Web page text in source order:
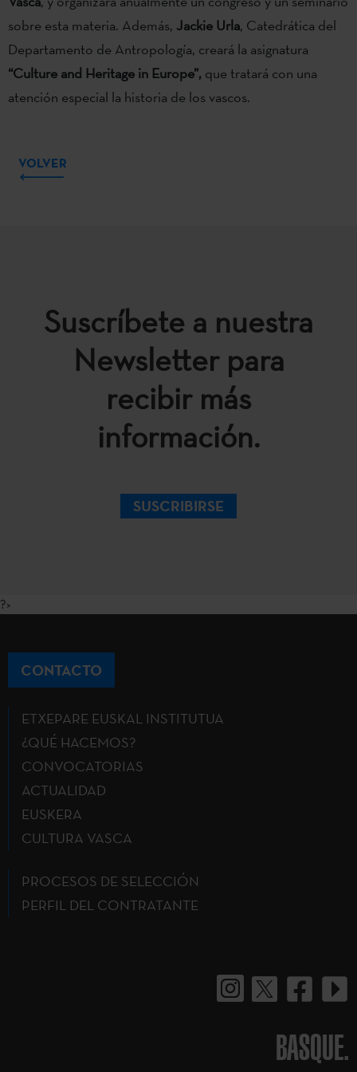
sobre esta materia. Además, Jackie Urla, Catedrática del
Departamento de Antropología, creará la asignatura
“Culture and Heritage in Europe”, que tratará con una
atención especial la historia de los vascos.
VOLVER
Suscríbete a nuestra
Newsletter para
recibir más
información.
SUSCRIBIRSE
?>
CONTACTO
ETXEPARE EUSKAL INSTITUTUA
¿QUÉ HACEMOS?
CONVOCATORIAS
ACTUALIDAD
EUSKERA
CULTURA VASCA
PROCESOS DE SELECCIÓN
PERFIL DEL CONTRATANTE
BASQUE.